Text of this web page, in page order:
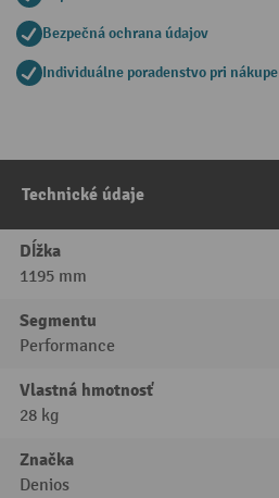
Bezpečná ochrana údajov
Individuálne poradenstvo pri nákupe
Technické údaje
Dĺžka
1195 mm
Segmentu
Performance
Vlastná hmotnosť
28 kg
Značka
Denios